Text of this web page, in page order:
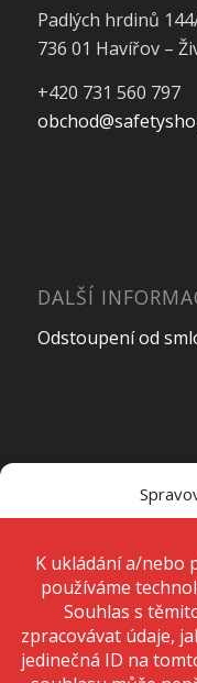
technologie, jako jsou
zážitek z prohlížení a
těmito technologiemi nám
při procházení nebo
odvolání souhlasu může
Padlých hrdinů
736 01 Havířov –
+420 731 560 797
DALŠÍ
Odstoupení od
Pondělí – Pátek
Sobota
Neděle